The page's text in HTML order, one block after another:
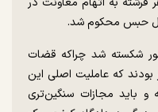
حبس محکوم شد.
شکسته شد چرا‌که قضات
بودند که عاملیت اصلی این
و باید مجازات سنگین‌تری